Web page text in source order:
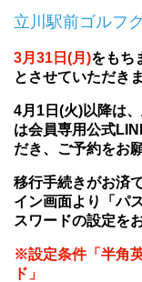
立川駅前ゴルフ
3月31日(月)をもち
とさせていただきま
4月1日(火)以降は、
は会員専用公式
だき、ご予約をお
移行手続きがお済
イン画面より「パ
スワードの設定を
※設定条件「半角
ド」